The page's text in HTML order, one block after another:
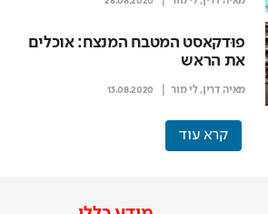
פוּדקאסט המטבח המנצח: אוכלים
את הראש
מאיה דרין,לי מור 13.08.2020
קרא עוד